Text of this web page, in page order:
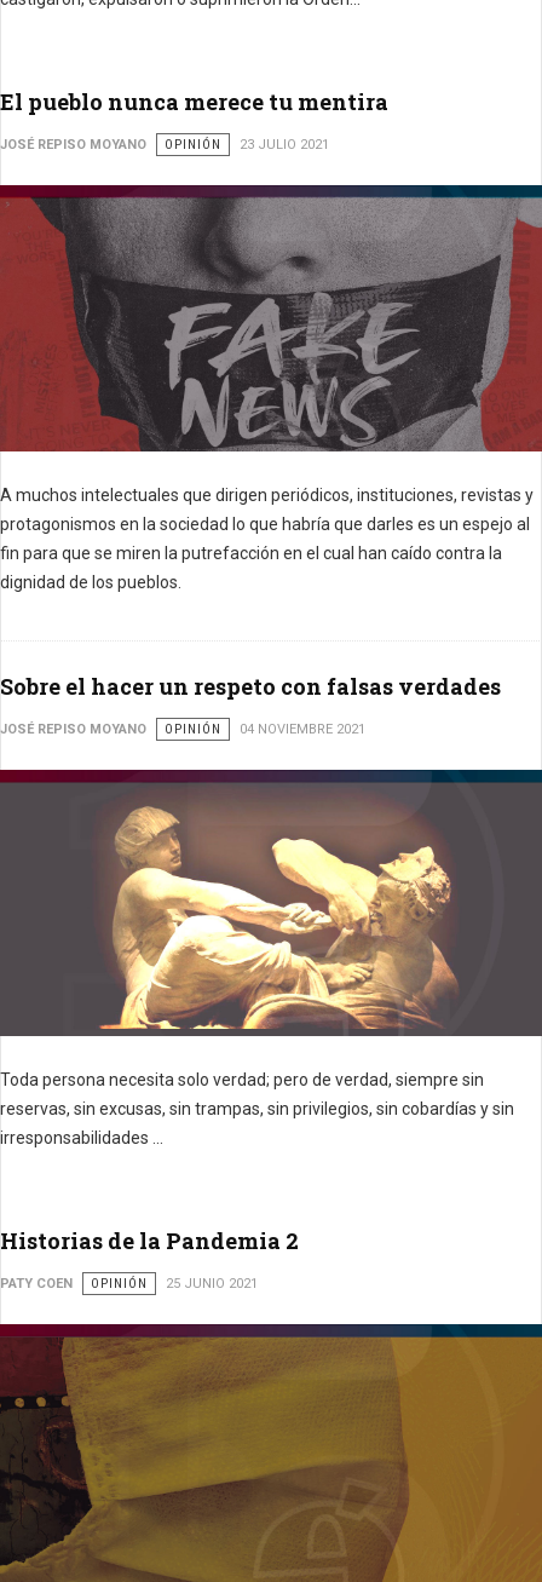
El pueblo nunca merece tu mentira
JOSÉ REPISO MOYANO OPINIÓN 23 JULIO 2021
A muchos intelectuales que dirigen periódicos, instituciones, revistas y
protagonismos en la sociedad lo que habría que darles es un espejo al
fin para que se miren la putrefacción en el cual han caído contra la
dignidad de los pueblos.
Sobre el hacer un respeto con falsas verdades
JOSÉ REPISO MOYANO OPINIÓN 04 NOVIEMBRE 2021
Toda persona necesita solo verdad; pero de verdad, siempre sin
reservas, sin excusas, sin trampas, sin privilegios, sin cobardías y sin
irresponsabilidades ...
Historias de la Pandemia 2
PATY COEN OPINIÓN 25 JUNIO 2021